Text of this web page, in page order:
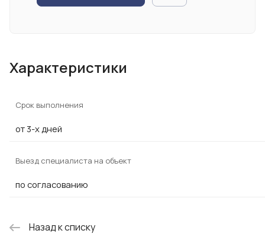
Характеристики
Срок выполнения
от 3-х дней
Выезд специалиста на объект
по согласованию
Назад к списку